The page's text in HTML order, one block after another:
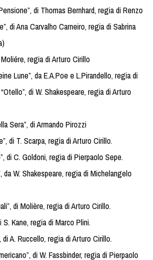
di Thomas Bernhard, regia di Renzo
di Ana Carvalho Carneiro, regia di Sabrina
Moliére, regia di Arturo Cirillo
Lune”, da E.A.Poe e L.Pirandello, regia di
di W. Shakespeare, regia di Arturo
Sera”, di Armando Pirozzi
di T. Scarpa, regia di Arturo Cirillo.
di C. Goldoni, regia di Pierpaolo Sepe.
da W. Shakespeare, regia di Michelangelo
di Molière, regia di Arturo Cirillo.
S. Kane, regia di Marco Plini.
di A. Ruccello, regia di Arturo Cirillo.
di W. Fassbinder, regia di Pierpaolo